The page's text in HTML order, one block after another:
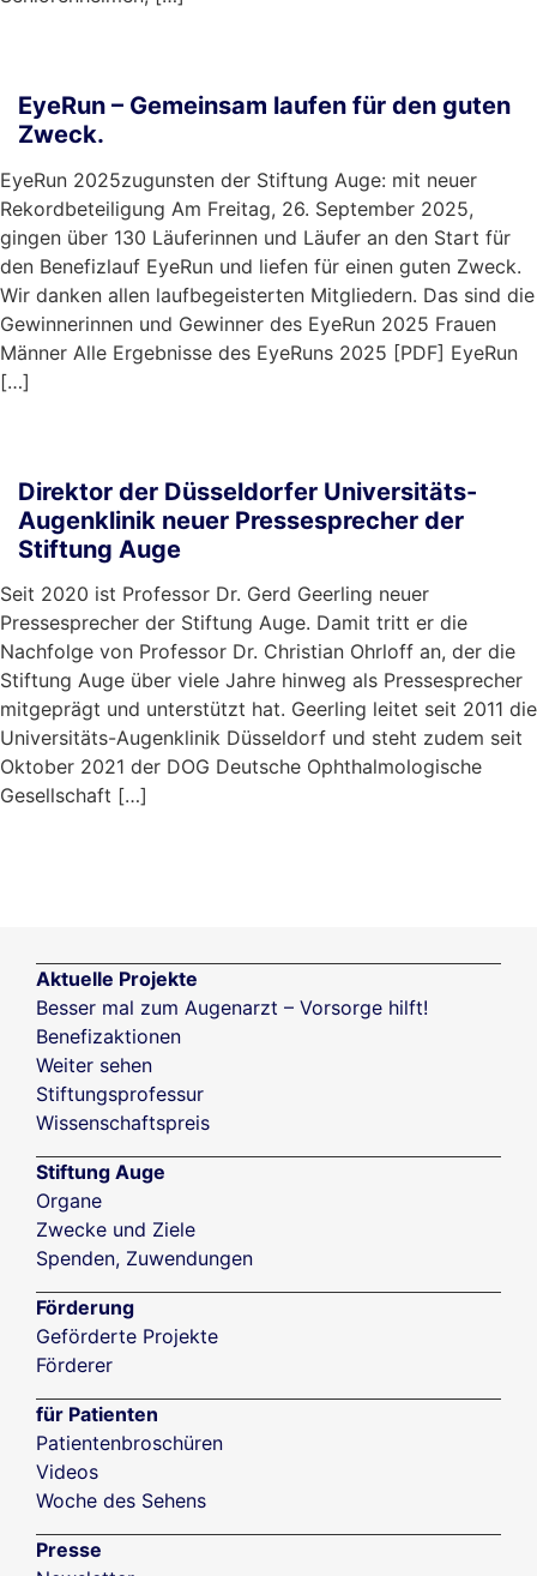
EyeRun – Gemeinsam laufen für den guten
Zweck.
EyeRun 2025zugunsten der Stiftung Auge: mit neuer
Rekordbeteiligung Am Freitag, 26. September 2025,
gingen über 130 Läuferinnen und Läufer an den Start für
den Benefizlauf EyeRun und liefen für einen guten Zweck.
Wir danken allen laufbegeisterten Mitgliedern. Das sind die
Gewinnerinnen und Gewinner des EyeRun 2025 Frauen
Männer Alle Ergebnisse des EyeRuns 2025 [PDF] EyeRun
[…]
Direktor der Düsseldorfer Universitäts-
Augenklinik neuer Pressesprecher der
Stiftung Auge
Seit 2020 ist Professor Dr. Gerd Geerling neuer
Pressesprecher der Stiftung Auge. Damit tritt er die
Nachfolge von Professor Dr. Christian Ohrloff an, der die
Stiftung Auge über viele Jahre hinweg als Pressesprecher
mitgeprägt und unterstützt hat. Geerling leitet seit 2011 die
Universitäts-Augenklinik Düsseldorf und steht zudem seit
Oktober 2021 der DOG Deutsche Ophthalmologische
Gesellschaft […]
Aktuelle Projekte
Besser mal zum Augenarzt – Vorsorge hilft!
Benefizaktionen
Weiter sehen
Stiftungsprofessur
Wissenschaftspreis
Stiftung Auge
Organe
Zwecke und Ziele
Spenden, Zuwendungen
Förderung
Geförderte Projekte
Förderer
für Patienten
Patientenbroschüren
Videos
Woche des Sehens
Presse